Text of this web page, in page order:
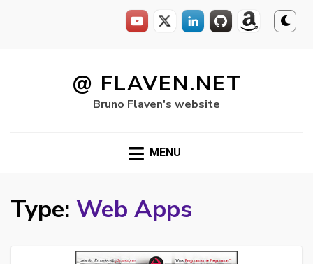
@ FLAVEN.NET
Bruno Flaven's website
MENU
Type: Web Apps